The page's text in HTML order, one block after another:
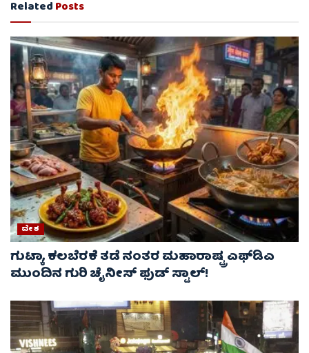
RelatedPosts
ದೇಶ
ಗುಟ್ಕಾ, ಕಲಬೆರಕೆ ತಡೆ ನಂತರ ಮಹಾರಾಷ್ಟ್ರ ಎಫ್‌ಡಿಎ
ಮುಂದಿನ ಗುರಿ ಚೈನೀಸ್ ಫುಡ್ ಸ್ಟಾಲ್‌!